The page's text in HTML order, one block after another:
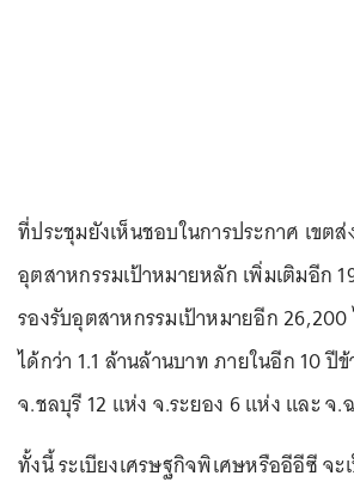
ที่ประชุมยังเห็นชอบในการประกาศ เขตส่
อุตสาหกรรมเป้าหมายหลัก เพิ่มเติมอีก
รองรับอุตสาหกรรมเป้าหมายอีก 26,200
ได้กว่า 1.1 ล้านล้านบาท ภายในอีก 10 ปี
จ.ชลบุรี 12 แห่ง จ.ระยอง 6 แห่ง และ จ.ฉ
ทั้งนี้ ระเบียงเศรษฐกิจพิเศษหรืออีอีซี จ